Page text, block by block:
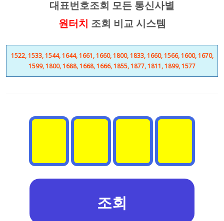
대표번호조회 모든 통신사별
원터치 조회 비교 시스템
1522, 1533, 1544, 1644, 1661, 1660, 1800, 1833, 1660, 1566, 1600, 1670,
1599, 1800, 1688, 1668, 1666, 1855, 1877, 1811, 1899, 1577